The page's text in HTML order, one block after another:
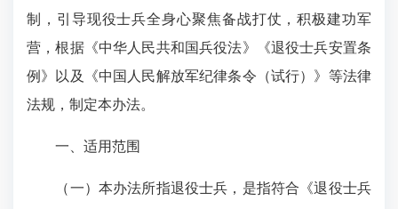
制，引导现役士兵全身心聚焦备战打仗，积极建功军
营，根据《中华人民共和国兵役法》《退役士兵安置条
例》以及《中国人民解放军纪律条令（试行）》等法律
法规，制定本办法。
一、适用范围
（一）本办法所指退役士兵，是指符合《退役士兵